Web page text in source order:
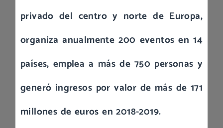
privado del centro y norte de Europa,
organiza anualmente 200 eventos en 14
países, emplea a más de 750 personas y
generó ingresos por valor de más de 171
millones de euros en 2018-2019.